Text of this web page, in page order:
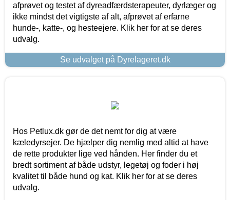
afprøvet og testet af dyreadfærdsterapeuter, dyrlæger og
ikke mindst det vigtigste af alt, afprøvet af erfarne
hunde-, katte-, og hesteejere. Klik her for at se deres
udvalg.
Se udvalget på Dyrelageret.dk
Hos Petlux.dk gør de det nemt for dig at være
kæledyrsejer. De hjælper dig nemlig med altid at have
de rette produkter lige ved hånden. Her finder du et
bredt sortiment af både udstyr, legetøj og foder i høj
kvalitet til både hund og kat. Klik her for at se deres
udvalg.